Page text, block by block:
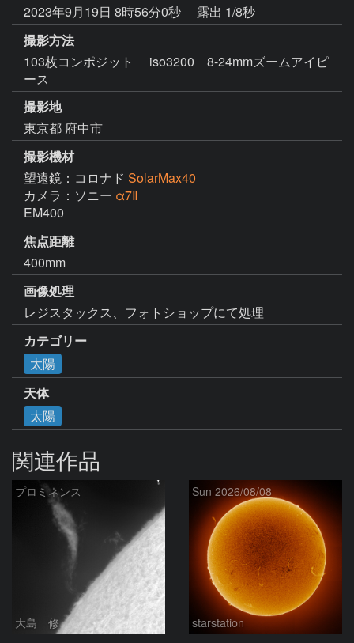
2023年9月19日 8時56分0秒
露出 1/8秒
撮影方法
103枚コンポジット iso3200 8-24mmズームアイピ
ース
撮影地
東京都 府中市
撮影機材
望遠鏡：コロナド SolarMax40
カメラ：ソニー α7Ⅱ
EM400
焦点距離
400mm
画像処理
レジスタックス、フォトショップにて処理
カテゴリー
太陽
天体
太陽
関連作品
プロミネンス
大島 修
Sun 2026/08/08
starstation